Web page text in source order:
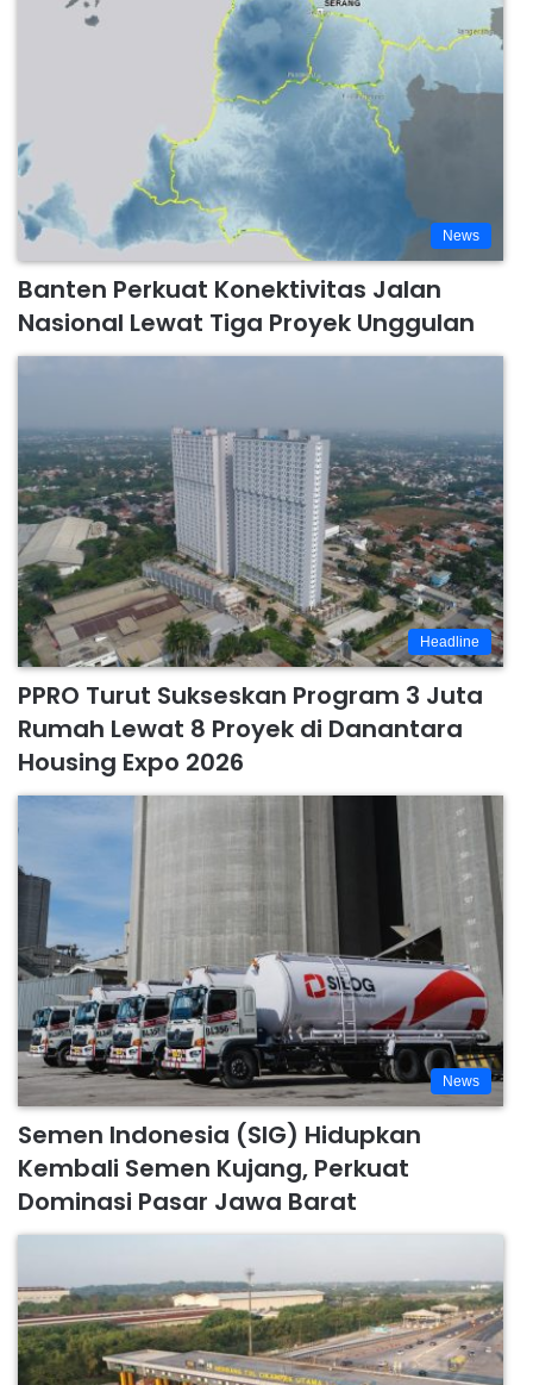
News
Banten Perkuat Konektivitas Jalan
Nasional Lewat Tiga Proyek Unggulan
Headline
PPRO Turut Sukseskan Program 3 Juta
Rumah Lewat 8 Proyek di Danantara
Housing Expo 2026
News
Semen Indonesia (SIG) Hidupkan
Kembali Semen Kujang, Perkuat
Dominasi Pasar Jawa Barat